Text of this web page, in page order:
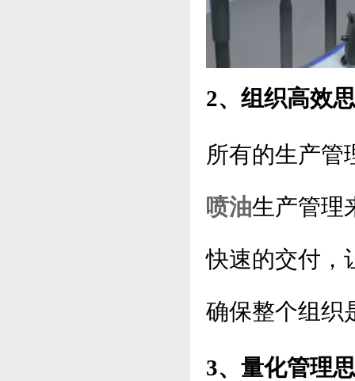
2、组织高效
所有的生产管
喷油生产管理
快速的交付，
确保整个组织
3、量化管理